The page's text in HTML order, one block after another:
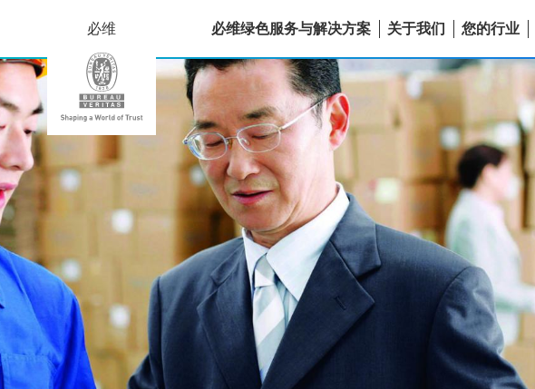
必维 必维绿色服务与解决方案 关于我们 您的行业
定
制
审
核